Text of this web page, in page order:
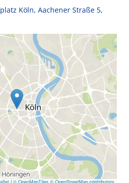
Köln, Aachener Straße 5,
| © OpenMapTiles © OpenStreetMap contributors